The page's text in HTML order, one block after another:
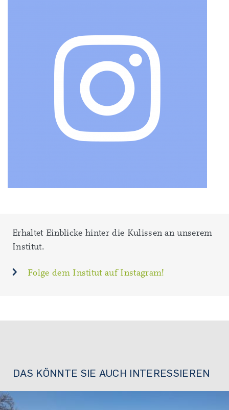
Erhaltet Einblicke hinter die Kulissen an unserem
Institut.
Folge dem Institut auf Instagram!
DAS KÖNNTE SIE AUCH INTERESSIEREN